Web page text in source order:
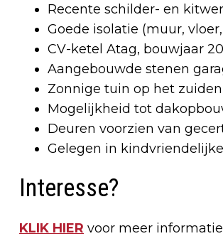
Recente schilder- en
Goede isolatie (muur,
CV-ketel Atag, bouwjaar
Aangebouwde stenen
Zonnige tuin op het zuiden
Mogelijkheid tot
Deuren voorzien van
Gelegen in
Interesse?
KLIK HIER voor meer